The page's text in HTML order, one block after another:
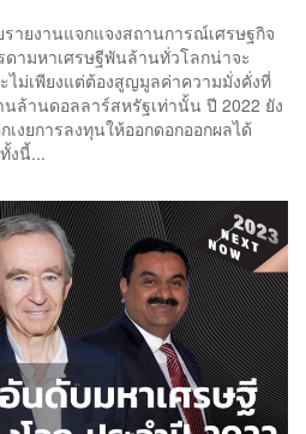
รายงานแจกแจงสถานการณ์เศรษฐกิจ
ามหาเศรษฐีพันล้านทั่วโลกน่าจะ
ไม่เพียงแต่ต้องสูญมูลค่าความมั่งคั่งที่
ล้านดอลลาร์สหรัฐเท่านั้น ปี 2022 ยัง
เงยการลงทุนให้ออกดอกออกผลได้
งนี้...